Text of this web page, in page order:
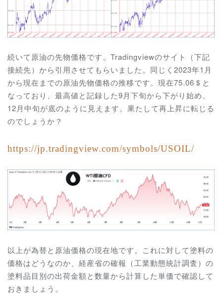
続いて原油の先物価格です。Tradingviewのサイト（下記
接続先）から引用させてもらいました。同じく2023年1月
から現在までの原油先物価格の推移です。現在75.06＄と
なっており、最高値と記録した9月下旬から下がり始め、
12月中旬が底のように見えます。果たして再上昇に転じる
のでしょうか？
https://jp.tradingview.com/symbols/USOIL/
以上が為替と原油価格の現在地です。これに対して塗料の
価格はどうなのか、経産省の確報（工業動態統計調査）の
塗料品目別の出荷金額と数量から計算した単価で確認して
おきましょう。